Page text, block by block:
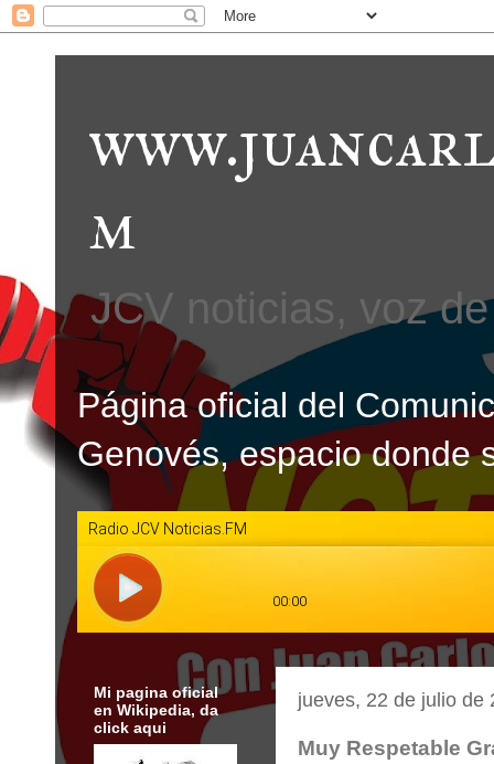
m
JCV noticias, voz
Página oficial del
Genovés, espacio donde
jueves, 22 de julio de
Muy Respetable
Mi pagina oficial
en Wikipedia, da
click aqui